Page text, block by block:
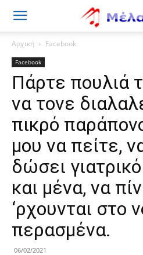
Μέλαμπες
Αρχική Facebook
Facebook
Πάρτε πουλιά
να τονε
πικρό
μου να πείτε,
δώσει
και μένα, να
‘ρχουνται στο
περασμένα.
06/02/2021